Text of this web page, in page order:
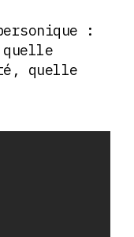
:
quelle
quelle